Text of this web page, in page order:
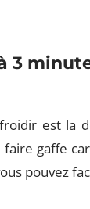
3
est la
gaffe
pouvez